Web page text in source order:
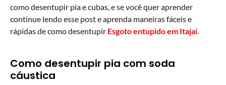
como desentupir pia e cubas, e se você quer aprender
continue lendo esse post e aprenda maneiras fáceis e
rápidas de como desentupir Esgoto entupido em Itajai.
Como desentupir pia com soda
cáustica